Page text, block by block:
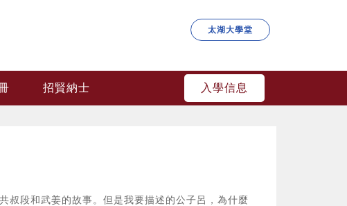
太湖大學堂
招賢納士 入學信息
叔段和武姜的故事。但是我要描述的公子呂，為什麼